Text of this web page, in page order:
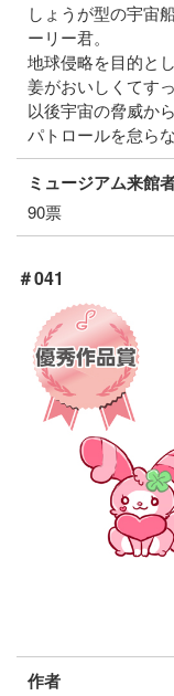
しょうが型の宇宙
ーリー君。
地球侵略を目的と
姜がおいしくてす
以後宇宙の脅威か
パトロールを怠らな
ミュージアム来館
90票
＃041
作者